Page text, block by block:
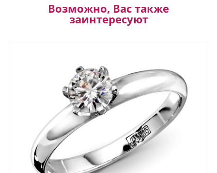
Возможно, Вас также
заинтересуют